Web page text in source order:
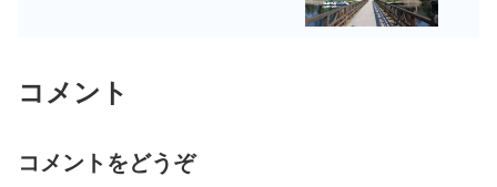
コメント
コメントをどうぞ